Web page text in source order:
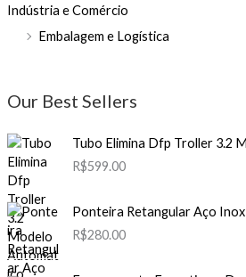
Indústria e Comércio
Embalagem e Logística
Our Best Sellers
Tubo Elimina Dfp Troller 3.2
R$599.00
Ponteira Retangular Aço
R$280.00